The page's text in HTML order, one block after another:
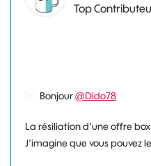
Top
Bonjour@Dido78
La résiliation d'une offre
J'imagine que vous pouvez